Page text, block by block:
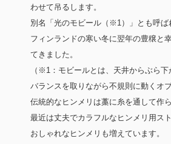
わせて吊るします。
別名「光のモビール（※1）」とも呼ば
フィンランドの寒い冬に翌年の豊穣と
てきました。
（※1：モビールとは、天井からぶら下
バランスを取りながら不規則に動くオ
伝統的なヒンメリは藁に糸を通して作
最近は丈夫でカラフルなヒンメリ用ス
おしゃれなヒンメリも増えています。